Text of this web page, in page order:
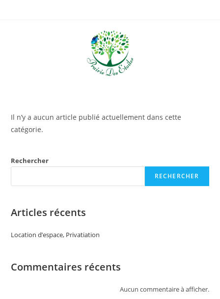
Il n’y a aucun article publié actuellement dans cette
catégorie.
Rechercher
RECHERCHER
Articles récents
Location d’espace, Privatiation
Commentaires récents
Aucun commentaire à afficher.